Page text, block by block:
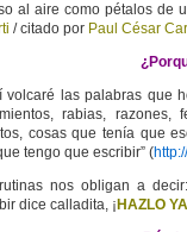
al aire como pétalos de
/ citado por Paul César
volcaré las palabras que
rabias, razones,
cosas que tenía que
tengo que escribir” (
nos obligan a
dice calladita, ¡ HAZLO YA